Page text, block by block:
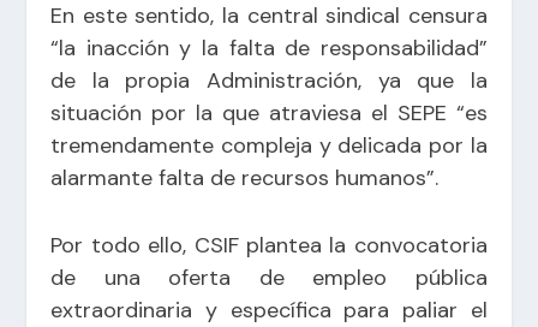
En este sentido, la central sindical censura
“la inacción y la falta de responsabilidad”
de la propia Administración, ya que la
situación por la que atraviesa el SEPE “es
tremendamente compleja y delicada por la
alarmante falta de recursos humanos”.
Por todo ello, CSIF plantea la convocatoria
de una oferta de empleo pública
extraordinaria y específica para paliar el